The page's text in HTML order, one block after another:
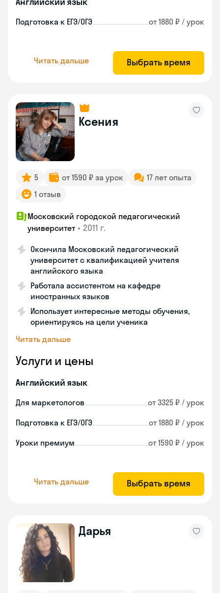
Подготовка к ЕГЭ/ОГЭ от 1880 ₽ / урок
Читать дальше Выбрать время
Ксения
5 от 1590 ₽ за урок
17 лет опыта
1 отзыв
Московский городской педагогический
университет • 2011 г.
Окончила Московский педагогический
университет с квалификацией учителя
английского языка
Работала ассистентом на кафедре
иностранных языков
Использует интересные методы обучения,
ориентируясь на цели ученика
Читать дальше
Услуги и цены
Английский язык
Для маркетологов от 3325 ₽ / урок
Подготовка к ЕГЭ/ОГЭ от 1880 ₽ / урок
Уроки премиум от 1590 ₽ / урок
Читать дальше Выбрать время
Дарья